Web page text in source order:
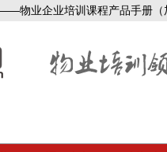
物业企业培训课程产品手册